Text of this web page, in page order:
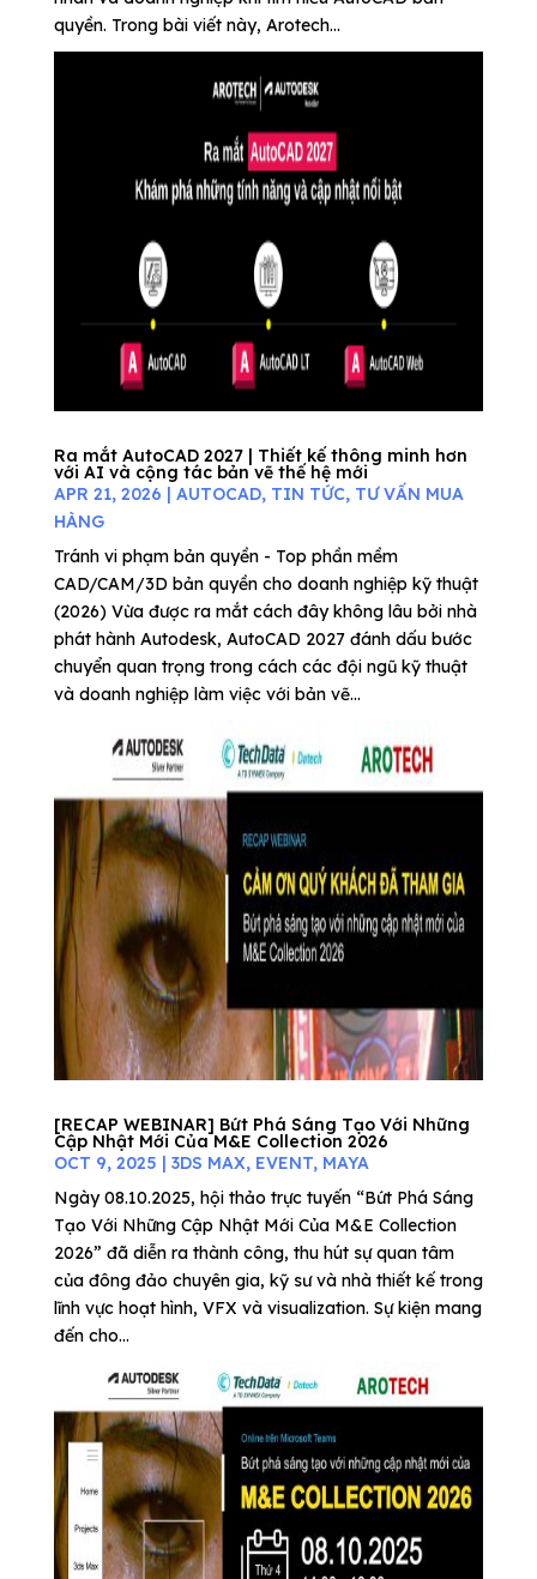
quyền. Trong bài viết này, Arotech...
Ra mắt AutoCAD 2027 | Thiết kế thông minh hơn
với AI và cộng tác bản vẽ thế hệ mới
APR 21, 2026 | AUTOCAD, TIN TỨC, TƯ VẤN MUA
HÀNG
Tránh vi phạm bản quyền - Top phần mềm
CAD/CAM/3D bản quyền cho doanh nghiệp kỹ thuật
(2026) Vừa được ra mắt cách đây không lâu bởi nhà
phát hành Autodesk, AutoCAD 2027 đánh dấu bước
chuyển quan trọng trong cách các đội ngũ kỹ thuật
và doanh nghiệp làm việc với bản vẽ...
[RECAP WEBINAR] Bứt Phá Sáng Tạo Với Những
Cập Nhật Mới Của M&E Collection 2026
OCT 9, 2025 | 3DS MAX, EVENT, MAYA
Ngày 08.10.2025, hội thảo trực tuyến “Bứt Phá Sáng
Tạo Với Những Cập Nhật Mới Của M&E Collection
2026” đã diễn ra thành công, thu hút sự quan tâm
của đông đảo chuyên gia, kỹ sư và nhà thiết kế trong
lĩnh vực hoạt hình, VFX và visualization. Sự kiện mang
đến cho...